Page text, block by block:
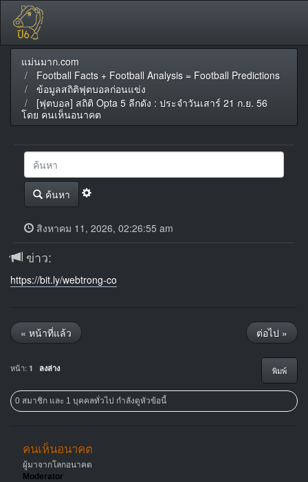
แม่นมาก.com
Football Facts + Football Analysis = Football Predictions
ข้อมูลสถิติฟุตบอลก่อนแข่ง
[ฟุตบอล] สถิติ Opta 5 ลีกดัง : ประจำวันเสาร์ 21 ก.ย. 56
โดย คนเห็นอนาคต
ค้นหา
สิงหาคม 11, 2026, 02:26:55 am
ข่าว:
https://bit.ly/webtrong-co
« หน้าที่แล้ว ต่อไป »
พิมพ์
หน้า: 1 ลงล่าง
0 สมาชิก และ 1 บุคคลทั่วไป กำลังดูหัวข้อนี้
คนเห็นอนาคต
ผู้มาจากโลกอนาคต
Moderator